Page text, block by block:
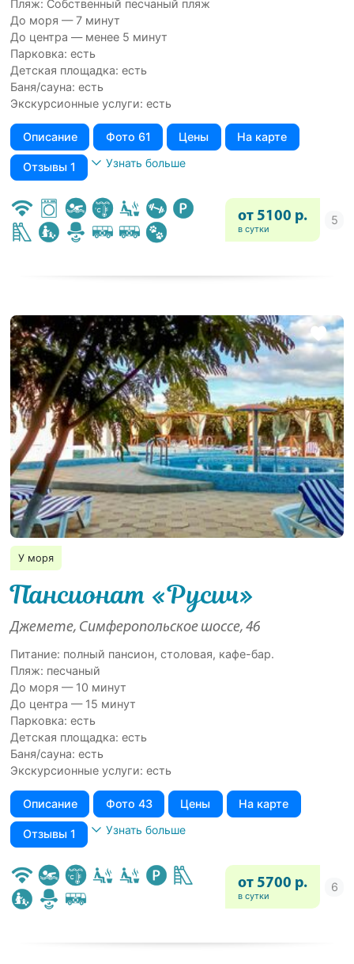
Пляж: Собственный песчаный пляж
До моря — 7 минут
До центра — менее 5 минут
Парковка: есть
Детская площадка: есть
Баня/сауна: есть
Экскурсионные услуги: есть
Описание Фото 61 Цены На карте
Отзывы 1 Узнать больше
от 5100 р.
в сутки
У моря
Пансионат «Русич»
Джемете, Симферопольское шоссе, 46
Питание: полный пансион, столовая, кафе-бар.
Пляж: песчаный
До моря — 10 минут
До центра — 15 минут
Парковка: есть
Детская площадка: есть
Баня/сауна: есть
Экскурсионные услуги: есть
Описание Фото 43 Цены На карте
Отзывы 1 Узнать больше
от 5700 р.
в сутки